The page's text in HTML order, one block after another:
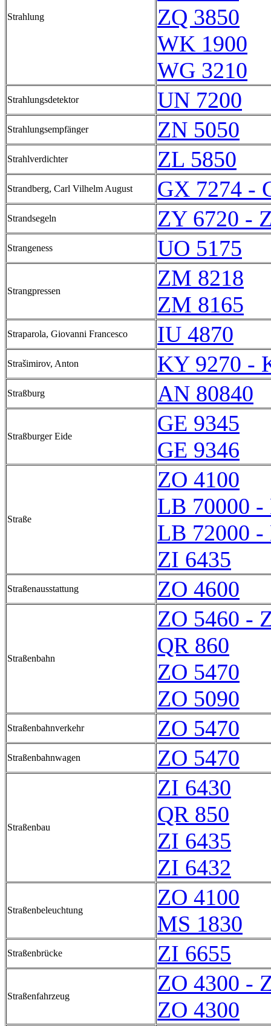
Strahlung
ZQ 3850
WK 1900
WG 3210
Strahlungsdetektor UN 7200
Strahlungsempfänger ZN 5050
Strahlverdichter ZL 5850
Strandberg, Carl Vilhelm August GX 7274 -
Strandsegeln ZY 6720 -
Strangeness UO 5175
Strangpressen
ZM 8218
ZM 8165
Straparola, Giovanni Francesco IU 4870
Strašimirov, Anton KY 9270 -
Straßburg AN 80840
Straßburger Eide
GE 9345
GE 9346
Straße
ZO 4100
LB 70000 -
LB 72000 -
ZI 6435
Straßenausstattung ZO 4600
Straßenbahn
ZO 5460 -
QR 860
ZO 5470
ZO 5090
Straßenbahnverkehr ZO 5470
Straßenbahnwagen ZO 5470
Straßenbau
ZI 6430
QR 850
ZI 6435
ZI 6432
Straßenbeleuchtung
ZO 4100
MS 1830
Straßenbrücke ZI 6655
Straßenfahrzeug
ZO 4300 -
ZO 4300